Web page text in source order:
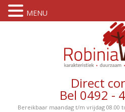
Direct
Bel 0492 -
Bereikbaar maandag t/m vrijdag 08.00
MENU